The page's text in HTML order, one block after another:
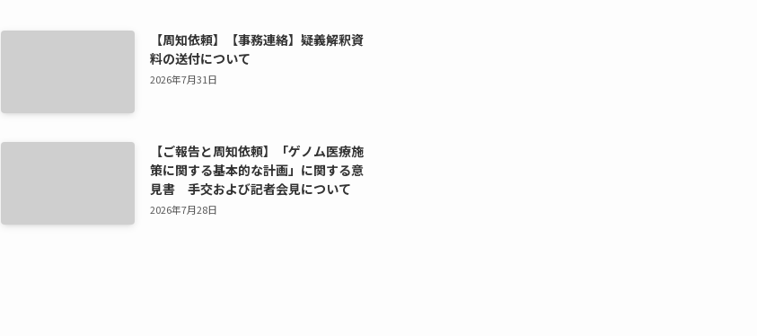
【周知依頼】【事務連絡】疑義解釈資
料の送付について
2026年7月31日
【ご報告と周知依頼】「ゲノム医療施
策に関する基本的な計画」に関する意
見書 手交および記者会見について
2026年7月28日